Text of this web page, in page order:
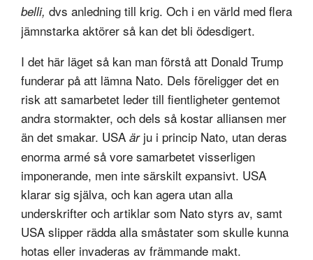
belli, dvs anledning till krig. Och i en värld med flera
jämnstarka aktörer så kan det bli ödesdigert.
I det här läget så kan man förstå att Donald Trump
funderar på att lämna Nato. Dels föreligger det en
risk att samarbetet leder till fientligheter gentemot
andra stormakter, och dels så kostar alliansen mer
än det smakar. USA ärju i princip Nato, utan deras
enorma armé så vore samarbetet visserligen
imponerande, men inte särskilt expansivt. USA
klarar sig själva, och kan agera utan alla
underskrifter och artiklar som Nato styrs av, samt
USA slipper rädda alla småstater som skulle kunna
hotas eller invaderas av främmande makt.